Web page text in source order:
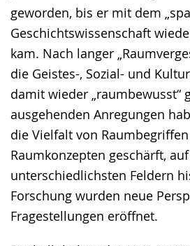
geworden, bis er mit dem
Geschichtswissenschaft
kam. Nach langer
die Geistes-, Sozial- und
damit wieder „raumbewusst“
ausgehenden Anregungen
die Vielfalt von
Raumkonzepten geschärft,
unterschiedlichsten Feldern
Forschung wurden neue
Fragestellungen eröffnet.